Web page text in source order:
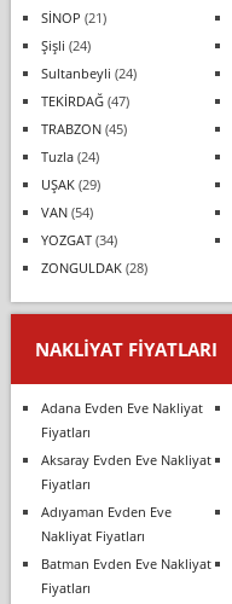
SİNOP (21)
Şişli (24)
Sultanbeyli (24)
TEKİRDAĞ(47)
TRABZON(45)
Tuzla(24)
UŞAK(29)
VAN(54)
YOZGAT(34)
ZONGULDAK(28)
NAKLIYAT FIYATLARI
Adana Evden Eve Nakliyat
Fiyatları
Aksaray Evden Eve Nakliyat
Fiyatları
Adıyaman Evden Eve
Nakliyat Fiyatları
Batman Evden Eve Nakliyat
Fiyatları